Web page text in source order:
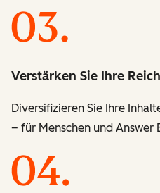
Verstärken Sie Ihre
Diversifizieren Sie Ihre
– für Menschen und Answer